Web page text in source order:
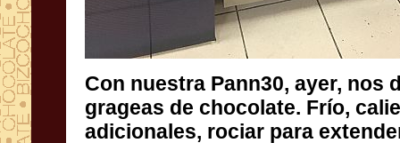
Con nuestra Pann30, ayer, nos
grageas de chocolate. Frío,
adicionales, rociar para